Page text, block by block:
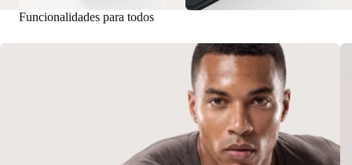
Funcionalidades para todos